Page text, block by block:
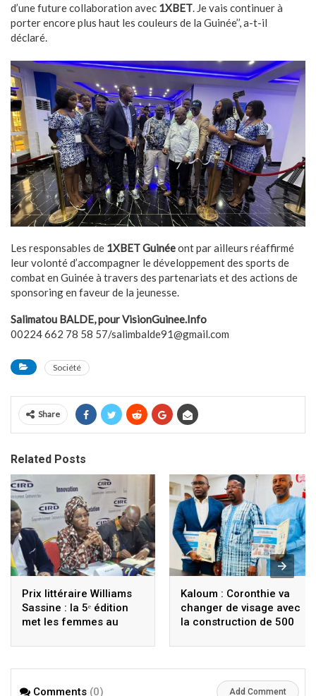
d’une future collaboration avec 1XBET. Je vais continuer à
porter encore plus haut les couleurs de la Guinée’’, a-t-il
déclaré.
Les responsables de 1XBETGuinéeont par ailleurs réaffirmé
leur volonté d’accompagner le développement des sports de
combat en Guinée à travers des partenariats et des actions de
sponsoring en faveur de la jeunesse.
Salimatou BALDE, pour VisionGuinee.Info
00224 662 78 58 57/salimbalde91@gmail.com
Société
Share
Related Posts
Prix littéraire Williams
Sassine : la 5ᵉ édition
met les femmes au
de la résistance
Kaloum : Coronthie va
changer de visage avec
la construction de 500
des immeubles de 15
Comments (0) Add Comment